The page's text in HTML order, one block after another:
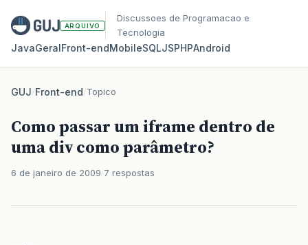
ARQUIVO
Discussoes de Programacao e
Tecnologia
JavaGeralFront‑endMobileSQLJSPHPAndroid
GUJ/Front-end/Topico
Como passar um iframe dentro de
uma div como parâmetro?
6 de janeiro de 2009 7 respostas